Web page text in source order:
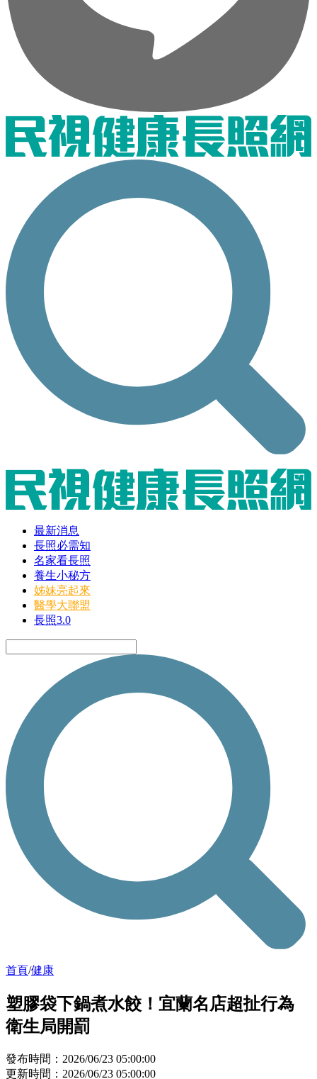
最新消息
長照必需知
名家看長照
養生小秘方
姊妹亮起來
醫學大聯盟
長照3.0
首頁/健康
塑膠袋下鍋煮水餃！宜蘭名店超扯行為
衛生局開罰
發布時間：2026/06/23 05:00:00
更新時間：2026/06/23 05:00:00